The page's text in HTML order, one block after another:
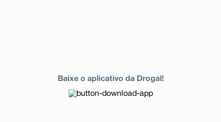
Baixe o aplicativo da Drogal!